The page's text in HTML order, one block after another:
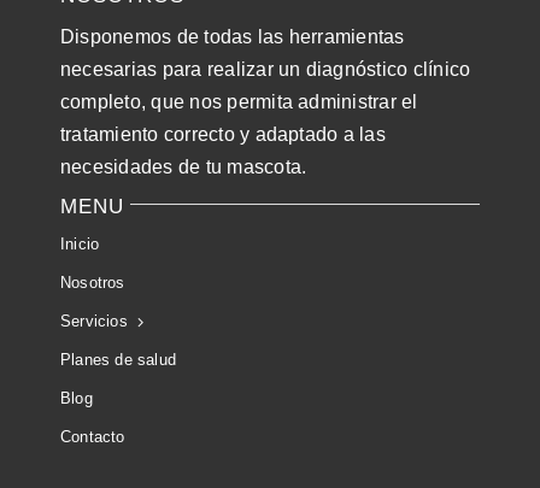
Disponemos de todas las herramientas
necesarias para realizar un diagnóstico clínico
completo, que nos permita administrar el
tratamiento correcto y adaptado a las
necesidades de tu mascota.
MENU
Inicio
Nosotros
Servicios
Planes de salud
Blog
Contacto